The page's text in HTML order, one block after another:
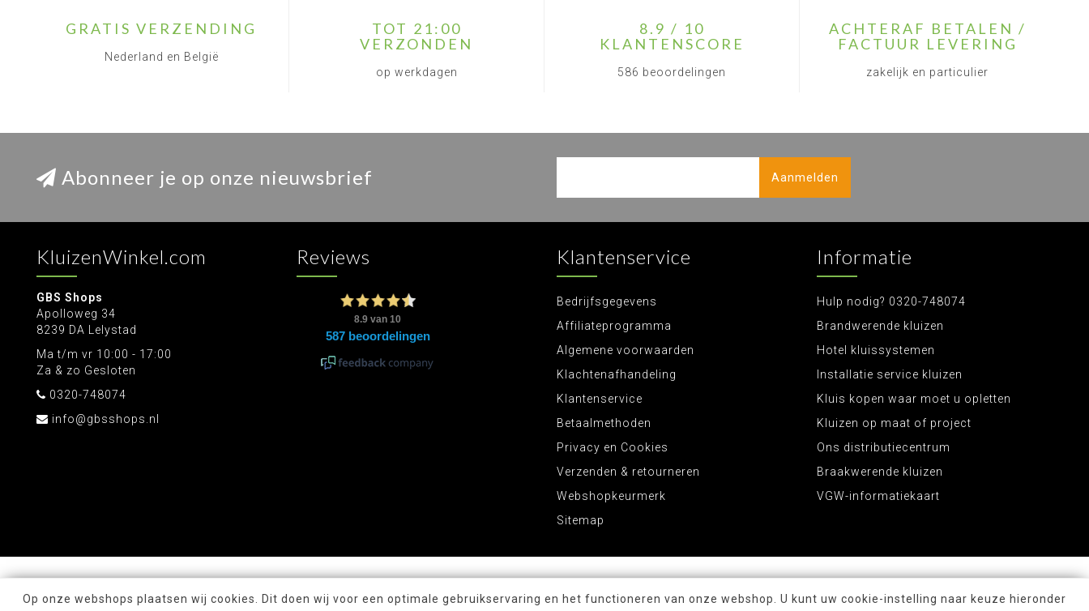
GRATIS VERZENDING
Nederland en België
TOT 21:00
VERZONDEN
op werkdagen
8.9 / 10
KLANTENSCORE
586 beoordelingen
ACHTERAF BETALEN /
FACTUUR LEVERING
zakelijk en particulier
Abonneer je op onze nieuwsbrief Aanmelden
KluizenWinkel.com
GBS Shops
Apolloweg 34
8239 DA Lelystad
Ma t/m vr 10:00 - 17:00
Za & zo Gesloten
0320-748074
info@gbsshops.nl
Reviews Klantenservice
Bedrijfsgegevens
Affiliateprogramma
Algemene voorwaarden
Klachtenafhandeling
Klantenservice
Betaalmethoden
Privacy en Cookies
Verzenden & retourneren
Webshopkeurmerk
Sitemap
Informatie
Hulp nodig? 0320-748074
Brandwerende kluizen
Hotel kluissystemen
Installatie service kluizen
Kluis kopen waar moet u opletten
Kluizen op maat of project
Ons distributiecentrum
Braakwerende kluizen
VGW-informatiekaart
Op onze webshops plaatsen wij cookies. Dit doen wij voor een optimale gebruikservaring en het functioneren van onze webshop. U kunt uw cookie-instelling naar keuze hieronder